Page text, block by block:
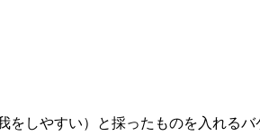
やすい）と採ったものを入れる